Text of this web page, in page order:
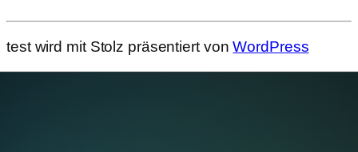
test wird mit Stolz präsentiert vonWordPress